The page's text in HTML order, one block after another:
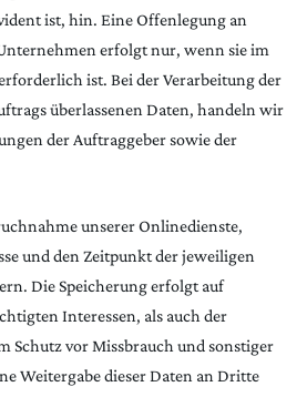
ist, hin. Eine Offenlegung an
erfolgt nur, wenn sie im
ist. Bei der Verarbeitung der
überlassenen Daten, handeln wir
der Auftraggeber sowie der
unserer Onlinedienste,
und den Zeitpunkt der jeweiligen
Die Speicherung erfolgt auf
Interessen, als auch der
Schutz vor Missbrauch und sonstiger
Weitergabe dieser Daten an Dritte